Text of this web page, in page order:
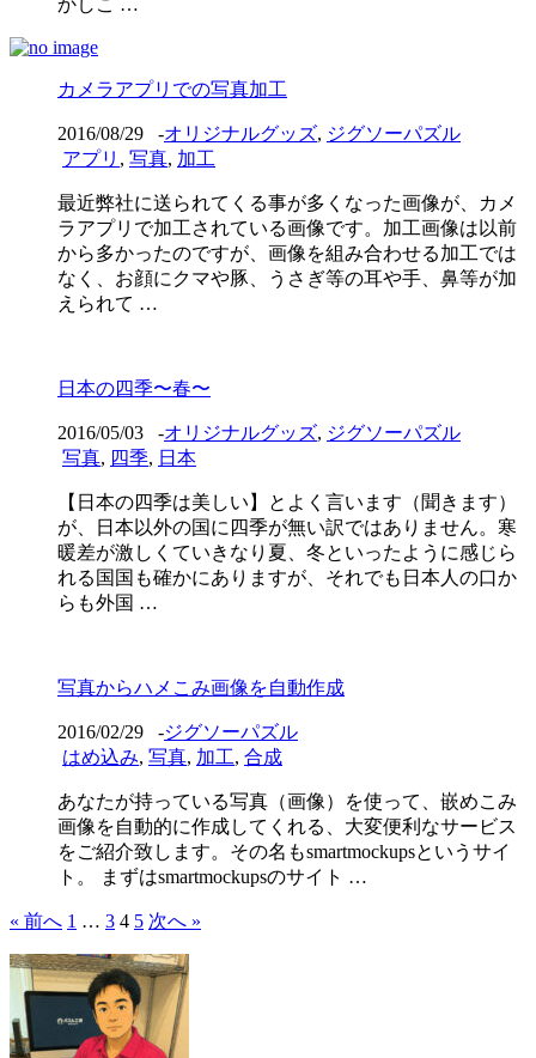
カメラアプリでの写真加工
2016/08/29 -オリジナルグッズ, ジグソーパズル
アプリ , 写真, 加工
最近弊社に送られてくる事が多くなった画像が、カメ
ラアプリで加工されている画像です。加工画像は以前
から多かったのですが、画像を組み合わせる加工では
なく、お顔にクマや豚、うさぎ等の耳や手、鼻等が加
えられて …
日本の四季〜春〜
2016/05/03 -オリジナルグッズ, ジグソーパズル
写真, 四季, 日本
【日本の四季は美しい】とよく言います（聞きます）
が、日本以外の国に四季が無い訳ではありません。寒
暖差が激しくていきなり夏、冬といったように感じら
れる国国も確かにありますが、それでも日本人の口か
らも外国 …
写真からハメこみ画像を自動作成
2016/02/29 -ジグソーパズル
はめ込み, 写真, 加工, 合成
あなたが持っている写真（画像）を使って、嵌めこみ
画像を自動的に作成してくれる、大変便利なサービス
をご紹介致します。その名もsmartmockupsというサイ
ト。 まずはsmartmockupsのサイト …
« 前へ 1 … 3 4 5 次へ »